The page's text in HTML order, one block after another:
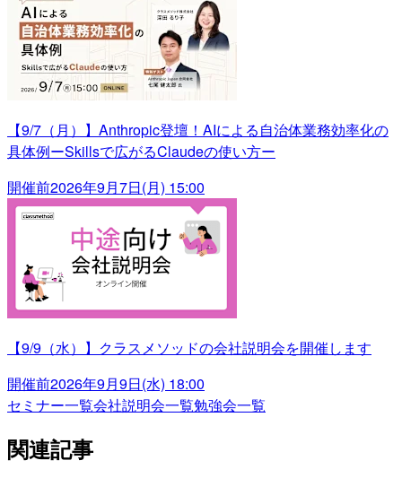
【9/7（月）】Anthropic登壇！AIによる自治体業務効率化の
具体例ーSkillsで広がるClaudeの使い方ー
開催前2026年9月7日(月) 15:00
【9/9（水）】クラスメソッドの会社説明会を開催します
開催前2026年9月9日(水) 18:00
セミナー一覧会社説明会一覧勉強会一覧
関連記事